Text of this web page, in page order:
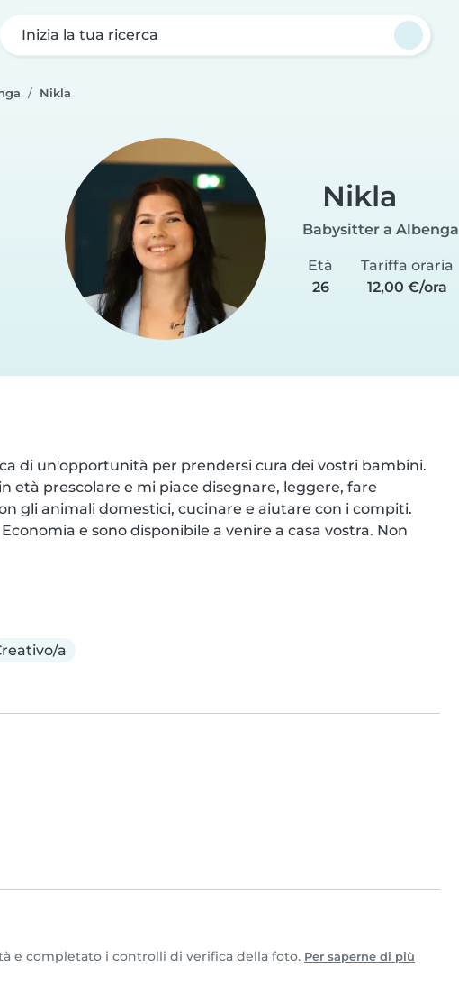
Inizia la tua ricerca
Nikla
Nikla
Babysitter a Albenga
Età
26
Tariffa oraria
12,00 €/ora
di un'opportunità per prendersi cura dei vostri bambini.
età prescolare e mi piace disegnare, leggere, fare
gli animali domestici, cucinare e aiutare con i compiti.
e sono disponibile a venire a casa vostra. Non
a
e completato i controlli di verifica della foto. Per saperne di più